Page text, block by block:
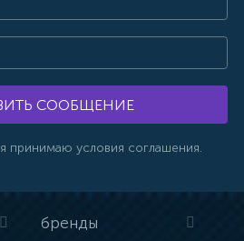
СООБЩЕНИЕ
принимаю условия соглашения.
бренды